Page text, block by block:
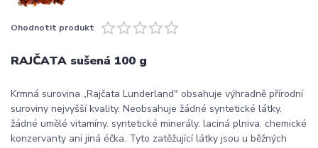
Ohodnotit produkt
RAJČATA sušená 100 g
Krmná surovina „Rajčata Lunderland" obsahuje výhradně přírodní
suroviny nejvyšší kvality. Neobsahuje žádné syntetické látky.
žádné umělé vitamíny. syntetické minerály. laciná plniva. chemické
konzervanty ani jiná éčka. Tyto zatěžující látky jsou u běžných